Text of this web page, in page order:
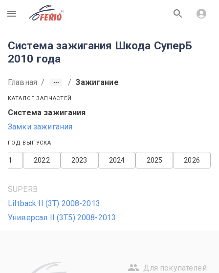
R
Система зажигания Шкода СуперБ
2010 года
Главная / / Зажигание
КАТАЛОГ ЗАПЧАСТЕЙ
Система зажигания
Замки зажигания
ГОД ВЫПУСКА
2026
2025
2024
2023
2022
SUPERB
Liftback II (3T) 2008-2013
Универсал II (3T5) 2008-2013
Для покупателей